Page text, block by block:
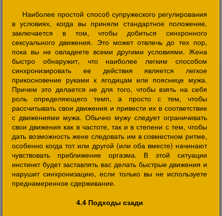
Наиболее простой способ супружеского регулирования
в условиях, когда вы приняли стандартное положение,
заключается в том, чтобы добиться синхронного
сексуального движения. Это может отвлечь до тех пор,
пока вы не овладеете всеми другими условиями. Жена
быстро обнаружит, что наиболее легким способом
синхронизировать ее действия является легкое
прикосновение руками к ягодицам или пояснице мужа.
Причем это делается не для того, чтобы взять на себя
роль определяющего темп, а просто с тем, чтобы
рассчитывать свои движения и привести их в соответствие
с движениями мужа. Обычно мужу следует ограничивать
свои движения как в частоте, так и в степени с тем, чтобы
дать возможность жене следовать им в совместном ритме,
особенно когда тот или другой (или оба вместе) начинают
чувствовать приближение оргазма. В этой ситуации
инстинкт будет заставлять вас делать быстрые движения и
нарушит синхронизацию, если только вы не используете
преднамеренное сдерживание.
4.4 Подходы сзади